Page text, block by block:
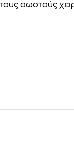
σωστούς